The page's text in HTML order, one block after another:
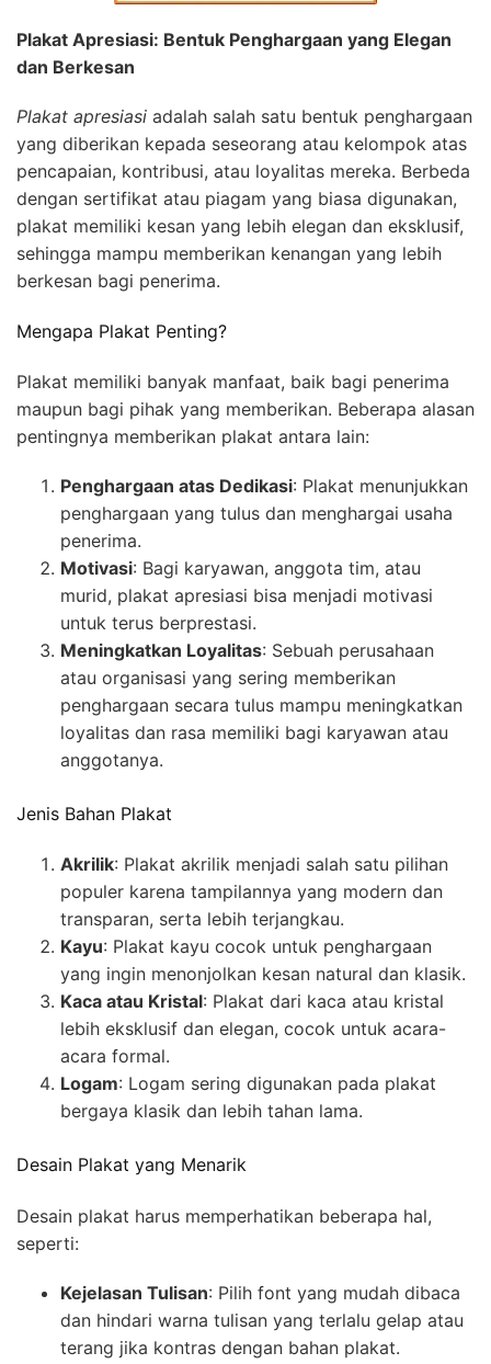
Plakat Apresiasi: Bentuk Penghargaan yang Elegan
dan Berkesan
Plakat apresiasi adalah salah satu bentuk penghargaan
yang diberikan kepada seseorang atau kelompok atas
pencapaian, kontribusi, atau loyalitas mereka. Berbeda
dengan sertifikat atau piagam yang biasa digunakan,
plakat memiliki kesan yang lebih elegan dan eksklusif,
sehingga mampu memberikan kenangan yang lebih
berkesan bagi penerima.
Mengapa Plakat Penting?
Plakat memiliki banyak manfaat, baik bagi penerima
maupun bagi pihak yang memberikan. Beberapa alasan
pentingnya memberikan plakat antara lain:
Penghargaan atas Dedikasi: Plakat menunjukkan
penghargaan yang tulus dan menghargai usaha
penerima.
Motivasi: Bagi karyawan, anggota tim, atau
murid, plakat apresiasi bisa menjadi motivasi
untuk terus berprestasi.
Meningkatkan Loyalitas: Sebuah perusahaan
atau organisasi yang sering memberikan
penghargaan secara tulus mampu meningkatkan
loyalitas dan rasa memiliki bagi karyawan atau
anggotanya.
Jenis Bahan Plakat
Akrilik: Plakat akrilik menjadi salah satu pilihan
populer karena tampilannya yang modern dan
transparan, serta lebih terjangkau.
Kayu: Plakat kayu cocok untuk penghargaan
yang ingin menonjolkan kesan natural dan klasik.
Kaca atau Kristal: Plakat dari kaca atau kristal
lebih eksklusif dan elegan, cocok untuk acara-
acara formal.
Logam: Logam sering digunakan pada plakat
bergaya klasik dan lebih tahan lama.
Desain Plakat yang Menarik
Desain plakat harus memperhatikan beberapa hal,
seperti:
Kejelasan Tulisan: Pilih font yang mudah dibaca
dan hindari warna tulisan yang terlalu gelap atau
terang jika kontras dengan bahan plakat.